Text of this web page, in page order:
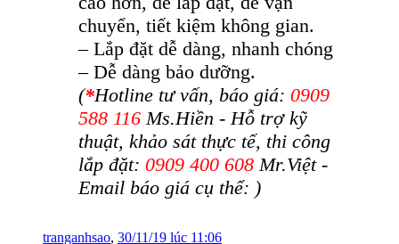
chuyển, tiết kiệm không gian.
– Lắp đặt dễ dàng, nhanh chóng
– Dễ dàng bảo dưỡng.
(*Hotline tư vấn, báo giá: 0909
588 116 Ms.Hiền - Hỗ trợ kỹ
thuật, khảo sát thực tế, thi công
lắp đặt: 0909 400 608 Mr.Việt -
Email báo giá cụ thể: )
tranganhsao, 30/11/19 lúc 11:06